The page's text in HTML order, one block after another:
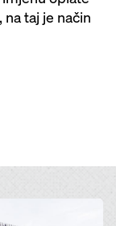
taj je način